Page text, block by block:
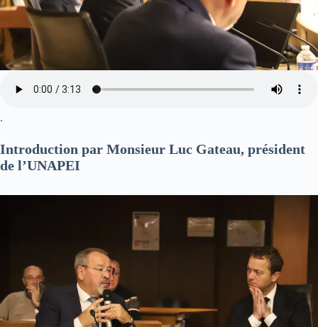
.
Introduction par Monsieur Luc Gateau, président
de l’UNAPEI